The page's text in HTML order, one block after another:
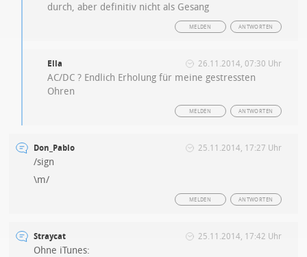
durch, aber definitiv nicht als Gesang
ANTWORTEN
MELDEN
Ella 26.11.2014, 07:30 Uhr
AC/DC ? Endlich Erholung für meine gestressten
Ohren
ANTWORTEN
MELDEN
Don_Pablo 25.11.2014, 17:27 Uhr
/sign
\m/
ANTWORTEN
MELDEN
Straycat 25.11.2014, 17:42 Uhr
Ohne iTunes: